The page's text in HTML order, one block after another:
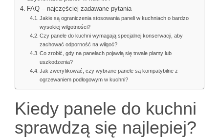
FAQ – najczęściej zadawane pytania
Jakie są ograniczenia stosowania paneli w kuchniach o bardzo
wysokiej wilgotności?
Czy panele do kuchni wymagają specjalnej konserwacji, aby
zachować odporność na wilgoć?
Co zrobić, gdy na panelach pojawią się trwałe plamy lub
uszkodzenia?
Jak zweryfikować, czy wybrane panele są kompatybilne z
ogrzewaniem podłogowym w kuchni?
Kiedy panele do kuchni
sprawdzą się najlepiej?